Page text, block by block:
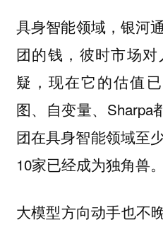
具身智能领域，银河
团的钱，彼时市场
疑，现在它的估值
图、自变量、Sharpa
团在具身智能领域至
10家已经成为独角兽。
大模型方向动手也不